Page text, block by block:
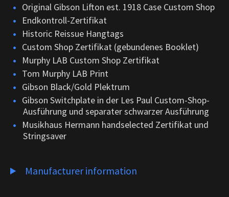
Original Gibson Lifton est. 1918 Case Custom Shop
Endkontroll-Zertifikat
Historic Reissue Hangtags
Custom Shop Zertifikat (gebundenes Booklet)
Murphy LAB Custom Shop Zertifikat
Tom Murphy LAB Print
Gibson Black/Gold Plektrum
Gibson Switchplate in der Les Paul Custom-Shop-
Ausführung und separater schwarzer Ausführung
Musikhaus Hermann handselected Zertifikat und
Stringsaver
Manufacturer information